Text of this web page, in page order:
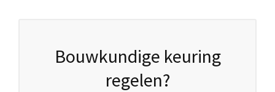
Bouwkundige keuring
regelen?